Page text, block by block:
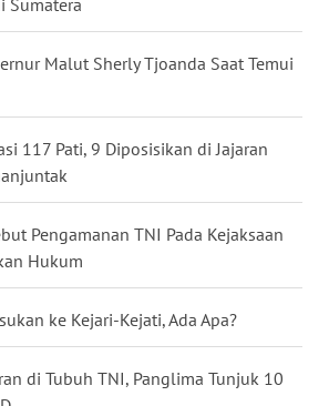
Sumatera
Malut Sherly Tjoanda Saat Temui
117 Pati, 9 Diposisikan di Jajaran
Pengamanan TNI Pada Kejaksaan
Hukum
ke Kejari-Kejati, Ada Apa?
di Tubuh TNI, Panglima Tunjuk 10